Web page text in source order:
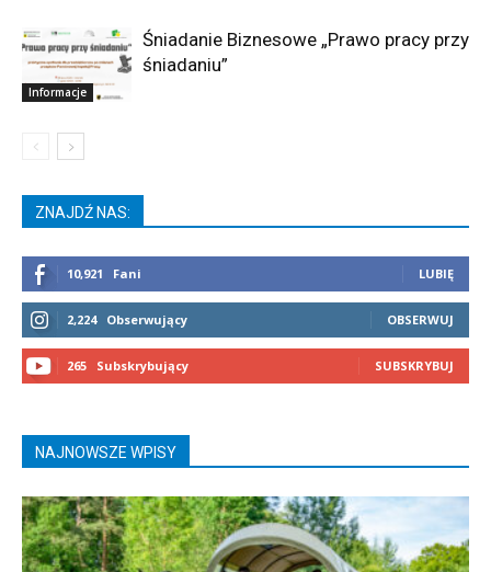
Informacje
Śniadanie Biznesowe „Prawo pracy przy
śniadaniu”
ZNAJDŹ NAS:
10,921 Fani LUBIĘ
2,224 Obserwujący OBSERWUJ
265 Subskrybujący SUBSKRYBUJ
NAJNOWSZE WPISY